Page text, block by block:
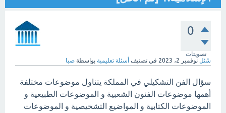
0
تصويتات
سُئل نوفمبر 2، 2023 في تصنيف أسئلة تعليمية بواسطة صبا
سؤال الفن التشكيلي في المملكة يتناول موضوعات مختلفة
أهمها موضوعات الفنون الشعبية و الموضوعات الطبيعية و
الموضوعات الكتابية و المواضيع التشخيصية و الموضوعات